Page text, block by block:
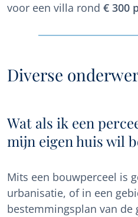
voor een villa rond € 300
Diverse
Wat als ik een
mijn eigen huis wil
Mits een bouwperceel is
urbanisatie, of in een
bestemmingsplan van de